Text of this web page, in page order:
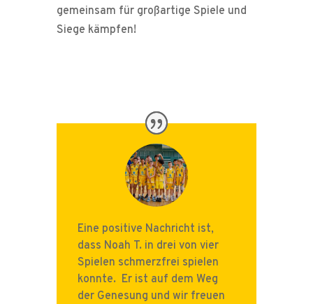
gemeinsam für großartige Spiele und
Siege kämpfen!
Eine positive Nachricht ist,
dass Noah T. in drei von vier
Spielen schmerzfrei spielen
konnte. Er ist auf dem Weg
der Genesung und wir freuen